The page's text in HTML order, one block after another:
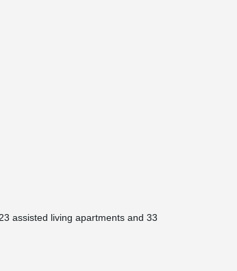
assisted living apartments and 33